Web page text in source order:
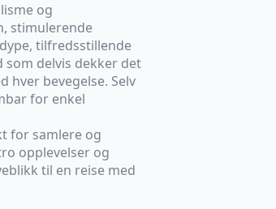
og
stimulerende
tilfredsstillende
delvis dekker det
bevegelse. Selv
for enkel
for samlere og
opplevelser og
til en reise med